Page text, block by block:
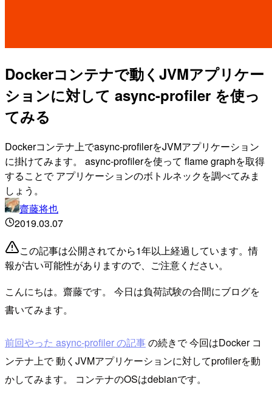
Dockerコンテナで動くJVMアプリケー
ションに対して async-profiler を使っ
てみる
Dockerコンテナ上でasync-profilerをJVMアプリケーション
に掛けてみます。 async-profilerを使って flame graphを取得
することで アプリケーションのボトルネックを調べてみま
しょう。
齋藤将也
2019.03.07
この記事は公開されてから1年以上経過しています。情
報が古い可能性がありますので、ご注意ください。
こんにちは。齋藤です。 今日は負荷試験の合間にブログを
書いてみます。
前回やった async-profiler の記事の続きで 今回はDocker コ
ンテナ上で 動くJVMアプリケーションに対してprofilerを動
かしてみます。 コンテナのOSはdebianです。